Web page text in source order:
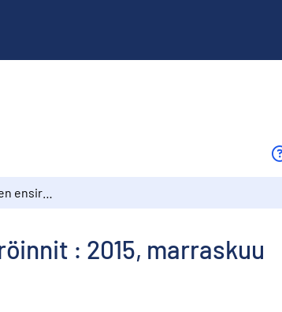
: 2015, marraskuu